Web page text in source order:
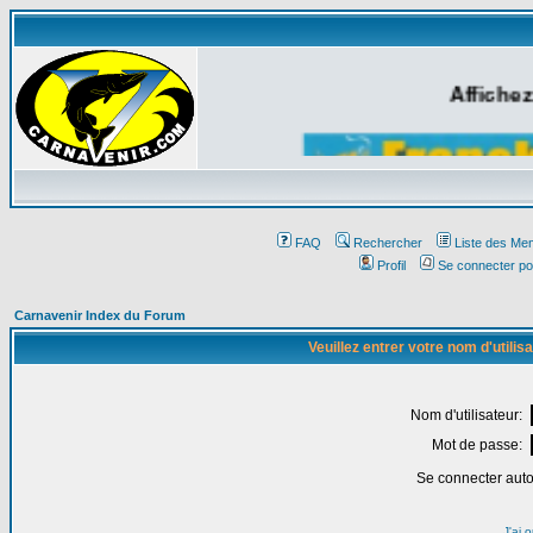
FAQ Rechercher
Liste des
Profil
Se connecter
Carnavenir Index du Forum
Veuillez entrer votre nom
Nom d'utilisateur:
Mot de passe:
Se connecter